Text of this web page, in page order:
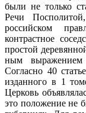
были не только
Речи
российском
контрастное
простой
ным выражением
Согласно 40
изданного в 1
Церковь
это положение не